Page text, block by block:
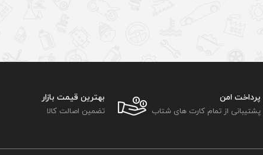
پرداخت امن
پشتیبانی از تمام کارت های شتاب
بهترین قیمت بازار
تضمین اصالت کالا